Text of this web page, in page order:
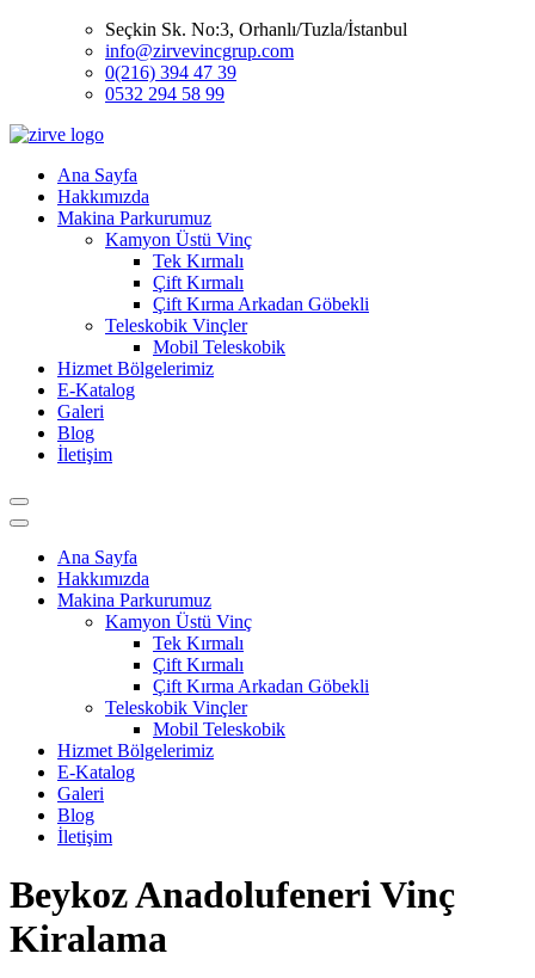
Seçkin Sk. No:3, Orhanlı/Tuzla/İstanbul
info@zirvevincgrup.com
0(216) 394 47 39
0532 294 58 99
Ana Sayfa
Hakkımızda
Makina Parkurumuz
Kamyon Üstü Vinç
Tek Kırmalı
Çift Kırmalı
Çift Kırma Arkadan Göbekli
Teleskobik Vinçler
Mobil Teleskobik
Hizmet Bölgelerimiz
E-Katalog
Galeri
Blog
İletişim
Ana Sayfa
Hakkımızda
Makina Parkurumuz
Kamyon Üstü Vinç
Tek Kırmalı
Çift Kırmalı
Çift Kırma Arkadan Göbekli
Teleskobik Vinçler
Mobil Teleskobik
Hizmet Bölgelerimiz
E-Katalog
Galeri
Blog
İletişim
Beykoz Anadolufeneri Vinç
Kiralama